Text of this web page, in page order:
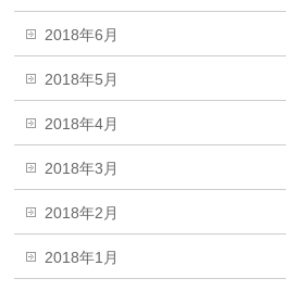
2018年6月
2018年5月
2018年4月
2018年3月
2018年2月
2018年1月